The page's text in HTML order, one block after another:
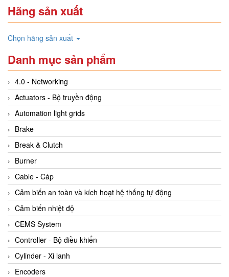
Hãng sản xuất
Chọn hãng sản xuất
Danh mục sản phẩm
4.0 - Networking
Actuators - Bộ truyền động
Automation light grids
Brake
Break & Clutch
Burner
Cable - Cáp
Cảm biến an toàn và kích hoạt hệ thống tự động
Cảm biến nhiệt độ
CEMS System
Controller - Bộ điều khiển
Cylinder - Xi lanh
Encoders